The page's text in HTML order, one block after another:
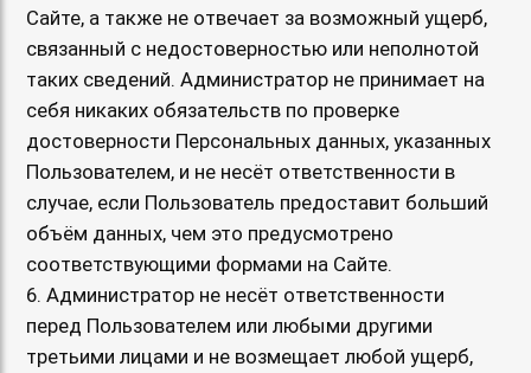
Сайте, а также не отвечает за возможный ущерб,
связанный с недостоверностью или неполнотой
таких сведений. Администратор не принимает на
себя никаких обязательств по проверке
достоверности Персональных данных, указанных
Пользователем, и не несёт ответственности в
случае, если Пользователь предоставит больший
объём данных, чем это предусмотрено
соответствующими формами на Сайте.
6. Администратор не несёт ответственности
перед Пользователем или любыми другими
третьими лицами и не возмещает любой ущерб,